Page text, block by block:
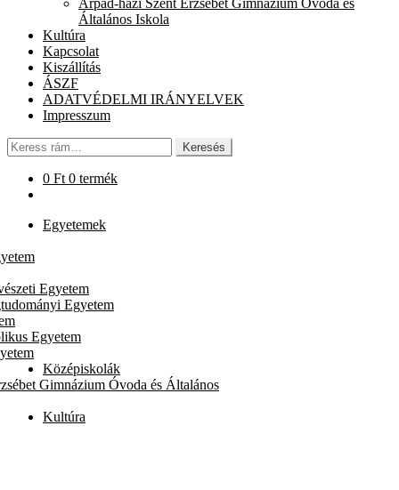
Árpád-házi Szent Erzsébet Gimnázium Óvoda és
Általános Iskola
Kultúra
Kapcsolat
Kiszállítás
ÁSZF
ADATVÉDELMI IRÁNYELVEK
Impresszum
Keresés
a
következőre:
Keresés
0 Ft 0 termék
Egyetemek
Egyetem
Egyetem
Egyetem
Középiskolák
Gimnázium Óvoda és Általános
Kultúra